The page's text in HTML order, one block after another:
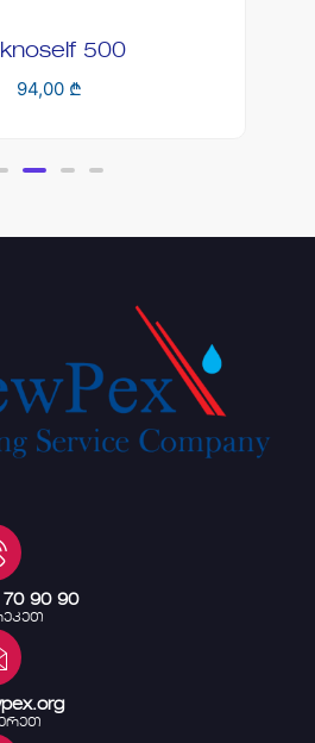
500
94,00 ₾
70 90 90